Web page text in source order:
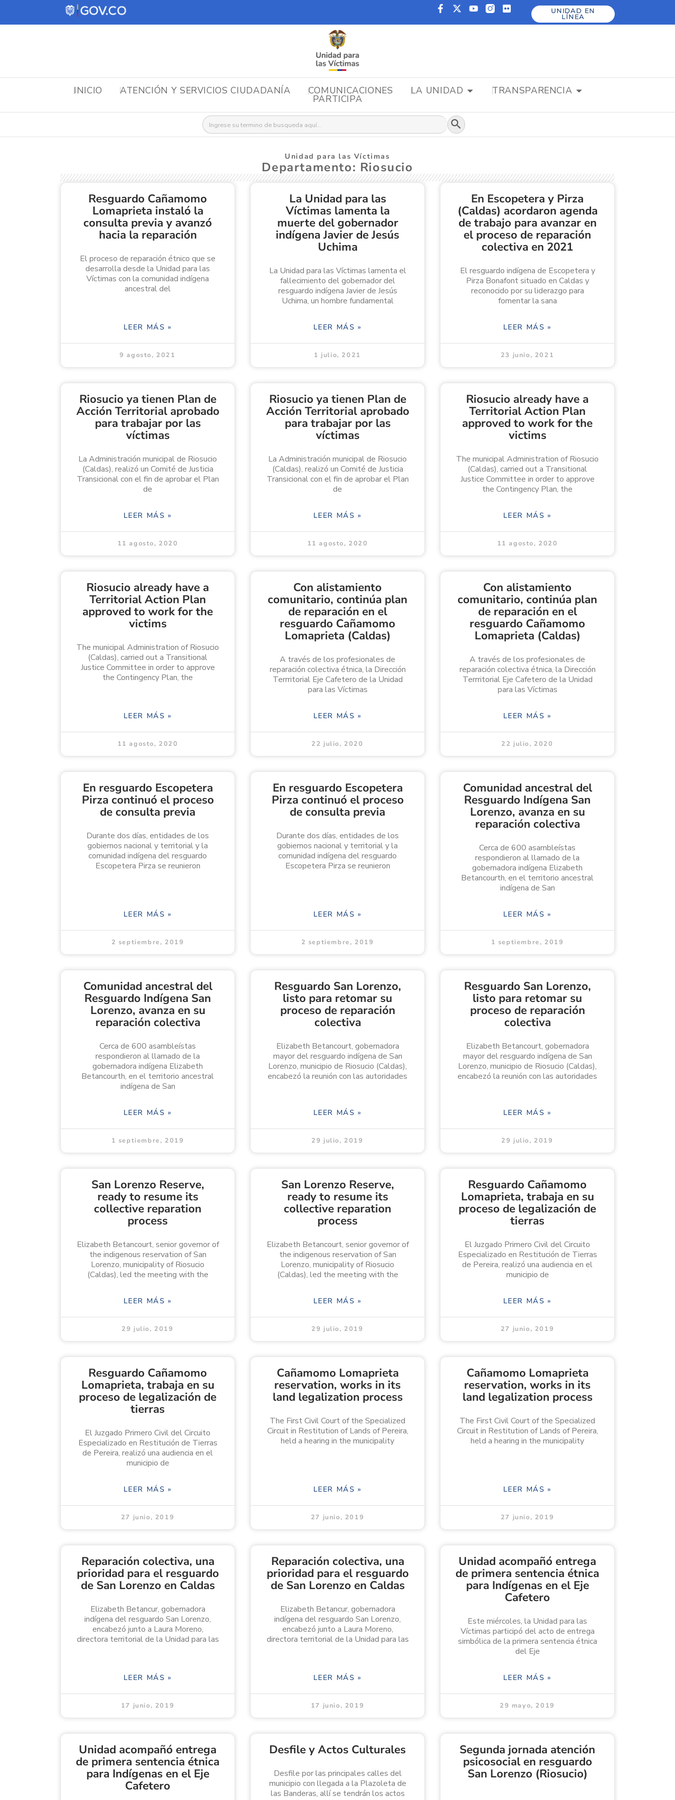
UNIDAD EN
LÍNEA
INICIO ATENCIÓN Y SERVICIOS CIUDADANÍA COMUNICACIONES LA UNIDAD TRANSPARENCIA
PARTICIPA
Buscar: Botón de búsqueda
Unidad para las Víctimas
Departamento: Riosucio
Resguardo Cañamomo
Lomaprieta instaló la
consulta previa y avanzó
hacia la reparación
El proceso de reparación étnico que se
desarrolla desde la Unidad para las
Víctimas con la comunidad indígena
ancestral del
LEER MÁS »
9 agosto, 2021
La Unidad para las
Víctimas lamenta la
muerte del gobernador
indígena Javier de Jesús
Uchima
La Unidad para las Víctimas lamenta el
fallecimiento del gobernador del
resguardo indígena Javier de Jesús
Uchima, un hombre fundamental
LEER MÁS »
1 julio, 2021
En Escopetera y Pirza
(Caldas) acordaron agenda
de trabajo para avanzar en
el proceso de reparación
colectiva en 2021
El resguardo indígena de Escopetera y
Pirza Bonafont situado en Caldas y
reconocido por su liderazgo para
fomentar la sana
LEER MÁS »
23 junio, 2021
Riosucio ya tienen Plan de
Acción Territorial aprobado
para trabajar por las
víctimas
La Administración municipal de Riosucio
(Caldas), realizó un Comité de Justicia
Transicional con el fin de aprobar el Plan
de
LEER MÁS »
11 agosto, 2020
Riosucio ya tienen Plan de
Acción Territorial aprobado
para trabajar por las
víctimas
La Administración municipal de Riosucio
(Caldas), realizó un Comité de Justicia
Transicional con el fin de aprobar el Plan
de
LEER MÁS »
11 agosto, 2020
Riosucio already have a
Territorial Action Plan
approved to work for the
victims
The municipal Administration of Riosucio
(Caldas), carried out a Transitional
Justice Committee in order to approve
the Contingency Plan, the
LEER MÁS »
11 agosto, 2020
Riosucio already have a
Territorial Action Plan
approved to work for the
victims
The municipal Administration of Riosucio
(Caldas), carried out a Transitional
Justice Committee in order to approve
the Contingency Plan, the
LEER MÁS »
11 agosto, 2020
Con alistamiento
comunitario, continúa plan
de reparación en el
resguardo Cañamomo
Lomaprieta (Caldas)
A través de los profesionales de
reparación colectiva étnica, la Dirección
Terrritorial Eje Cafetero de la Unidad
para las Víctimas
LEER MÁS »
22 julio, 2020
Con alistamiento
comunitario, continúa plan
de reparación en el
resguardo Cañamomo
Lomaprieta (Caldas)
A través de los profesionales de
reparación colectiva étnica, la Dirección
Terrritorial Eje Cafetero de la Unidad
para las Víctimas
LEER MÁS »
22 julio, 2020
En resguardo Escopetera
Pirza continuó el proceso
de consulta previa
Durante dos días, entidades de los
gobiernos nacional y territorial y la
comunidad indígena del resguardo
Escopetera Pirza se reunieron
LEER MÁS »
2 septiembre, 2019
En resguardo Escopetera
Pirza continuó el proceso
de consulta previa
Durante dos días, entidades de los
gobiernos nacional y territorial y la
comunidad indígena del resguardo
Escopetera Pirza se reunieron
LEER MÁS »
2 septiembre, 2019
Comunidad ancestral del
Resguardo Indígena San
Lorenzo, avanza en su
reparación colectiva
Cerca de 600 asambleístas
respondieron al llamado de la
gobernadora indígena Elizabeth
Betancourth, en el territorio ancestral
indígena de San
LEER MÁS »
1 septiembre, 2019
Comunidad ancestral del
Resguardo Indígena San
Lorenzo, avanza en su
reparación colectiva
Cerca de 600 asambleístas
respondieron al llamado de la
gobernadora indígena Elizabeth
Betancourth, en el territorio ancestral
indígena de San
LEER MÁS »
1 septiembre, 2019
Resguardo San Lorenzo,
listo para retomar su
proceso de reparación
colectiva
Elizabeth Betancourt, gobernadora
mayor del resguardo indígena de San
Lorenzo, municipio de Riosucio (Caldas),
encabezó la reunión con las autoridades
LEER MÁS »
29 julio, 2019
Resguardo San Lorenzo,
listo para retomar su
proceso de reparación
colectiva
Elizabeth Betancourt, gobernadora
mayor del resguardo indígena de San
Lorenzo, municipio de Riosucio (Caldas),
encabezó la reunión con las autoridades
LEER MÁS »
29 julio, 2019
San Lorenzo Reserve,
ready to resume its
collective reparation
process
Elizabeth Betancourt, senior governor of
the indigenous reservation of San
Lorenzo, municipality of Riosucio
(Caldas), led the meeting with the
LEER MÁS »
29 julio, 2019
San Lorenzo Reserve,
ready to resume its
collective reparation
process
Elizabeth Betancourt, senior governor of
the indigenous reservation of San
Lorenzo, municipality of Riosucio
(Caldas), led the meeting with the
LEER MÁS »
29 julio, 2019
Resguardo Cañamomo
Lomaprieta, trabaja en su
proceso de legalización de
tierras
El Juzgado Primero Civil del Circuito
Especializado en Restitución de Tierras
de Pereira, realizó una audiencia en el
municipio de
LEER MÁS »
27 junio, 2019
Resguardo Cañamomo
Lomaprieta, trabaja en su
proceso de legalización de
tierras
El Juzgado Primero Civil del Circuito
Especializado en Restitución de Tierras
de Pereira, realizó una audiencia en el
municipio de
LEER MÁS »
27 junio, 2019
Cañamomo Lomaprieta
reservation, works in its
land legalization process
The First Civil Court of the Specialized
Circuit in Restitution of Lands of Pereira,
held a hearing in the municipality
LEER MÁS »
27 junio, 2019
Cañamomo Lomaprieta
reservation, works in its
land legalization process
The First Civil Court of the Specialized
Circuit in Restitution of Lands of Pereira,
held a hearing in the municipality
LEER MÁS »
27 junio, 2019
Reparación colectiva, una
prioridad para el resguardo
de San Lorenzo en Caldas
Elizabeth Betancur, gobernadora
indígena del resguardo San Lorenzo,
encabezó junto a Laura Moreno,
directora territorial de la Unidad para las
LEER MÁS »
17 junio, 2019
Reparación colectiva, una
prioridad para el resguardo
de San Lorenzo en Caldas
Elizabeth Betancur, gobernadora
indígena del resguardo San Lorenzo,
encabezó junto a Laura Moreno,
directora territorial de la Unidad para las
LEER MÁS »
17 junio, 2019
Unidad acompañó entrega
de primera sentencia étnica
para Indígenas en el Eje
Cafetero
Este miércoles, la Unidad para las
Víctimas participó del acto de entrega
simbólica de la primera sentencia étnica
del Eje
LEER MÁS »
29 mayo, 2019
Unidad acompañó entrega
de primera sentencia étnica
para Indígenas en el Eje
Cafetero
Desfile y Actos Culturales
Desfile por las principales calles del
municipio con llegada a la Plazoleta de
las Banderas, allí se tendrán los actos
Segunda jornada atención
psicosocial en resguardo
San Lorenzo (Riosucio)